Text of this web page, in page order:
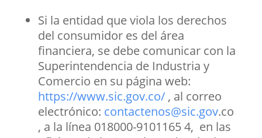
Si la entidad que viola los derechos
del consumidor es del área
financiera, se debe comunicar con la
Superintendencia de Industria y
Comercio en su página web:
https://www.sic.gov.co/, al correo
electrónico: contactenos@sic.gov.co
, a la línea 018000-9101165 4, en las